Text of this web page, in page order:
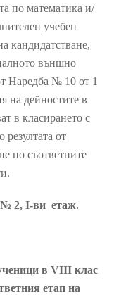
по математика и/
учебен
кандидатстване,
външно
Наредба № 10 от 1
на дейностите в
в класирането с
резултата от
по съответните
№ 2, І-ви етаж.
в VІІІ клас
етап на